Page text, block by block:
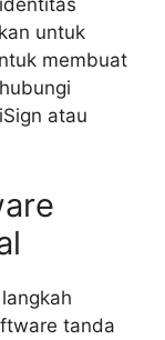
untuk
membuat
atau
tanda